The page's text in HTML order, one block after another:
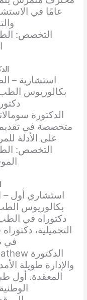
عامًا في
التخصص:
استشارية –
بكالوريوس
الدكتورة
متخصصة في تقديم
على الأدلة
التخصص:
استشاري أول –
بكالوريوس
دكتوراه في
التجميلية،
في
والإدارة طويلة
المعقدة. أول